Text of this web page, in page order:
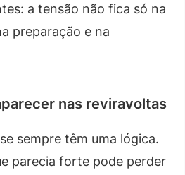
a tensão não fica só na
preparação e na
nas reviravoltas
sempre têm uma lógica.
parecia forte pode perder